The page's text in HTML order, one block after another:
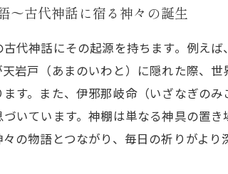
神棚で感じる神話の神々：
～古代神話に宿る神々の誕生
代神話にその起源を持ちます。例え
岩戸（あまのいわと）に隠れた際、
す。また、伊邪那岐命（いざなぎの
いています。神棚は単なる神具の置
の物語とつながり、毎日の祈りがよ